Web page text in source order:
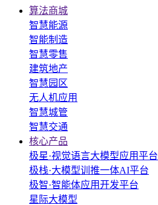
算法商城
智慧能源
智能制造
智慧零售
建筑地产
智慧园区
无人机应用
智慧城管
智慧交通
核心产品
极星·视觉语言大模型应用平台
极栈·大模型训推一体AI平台
极智·智能体应用开发平台
星际大模型